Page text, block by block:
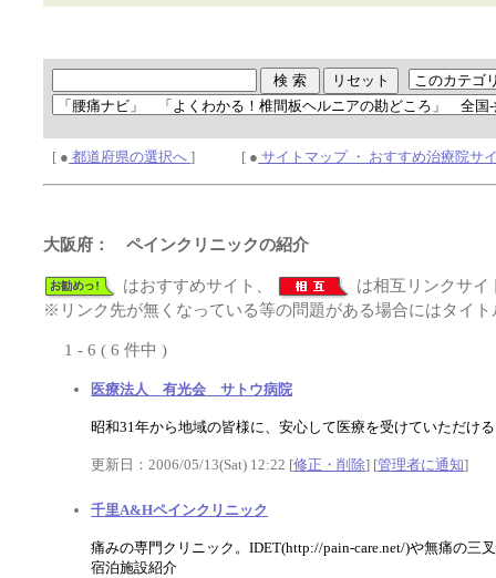
[ ● 都道府県の選択へ] [ ● サイトマップ ・ おすすめ治療院サ
大阪府： ペインクリニックの紹介
はおすすめサイト、
は相互リンクサ
※リンク先が無くなっている等の問題がある場合にはタイト
1 - 6 ( 6 件中 )
医療法人 有光会 サトウ病院
昭和31年から地域の皆様に、安心して医療を受けていただけ
更新日：2006/05/13(Sat) 12:22 [修正・削除] [管理者に通知]
千里A&Hペインクリニック
痛みの専門クリニック。IDET(http://pain-care.net/)や無痛の
宿泊施設紹介